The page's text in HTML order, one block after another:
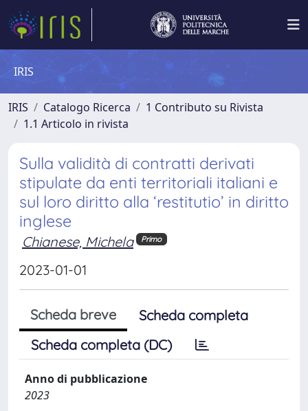
IRIS
IRIS Catalogo Ricerca
1 Contributo su Rivista
1.1 Articolo in rivista
Sulla validità di contratti derivati
stipulate da enti territoriali italiani e
sul loro diritto alla ‘restitutio’ in diritto
inglese
Chianese, Michela Primo
2023-01-01
Scheda breve
Scheda completa
Scheda completa (DC)
Anno di pubblicazione
2023